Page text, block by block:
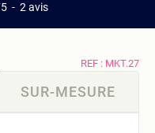
5 - 2 avis
REF : MKT.27
SUR-MESURE